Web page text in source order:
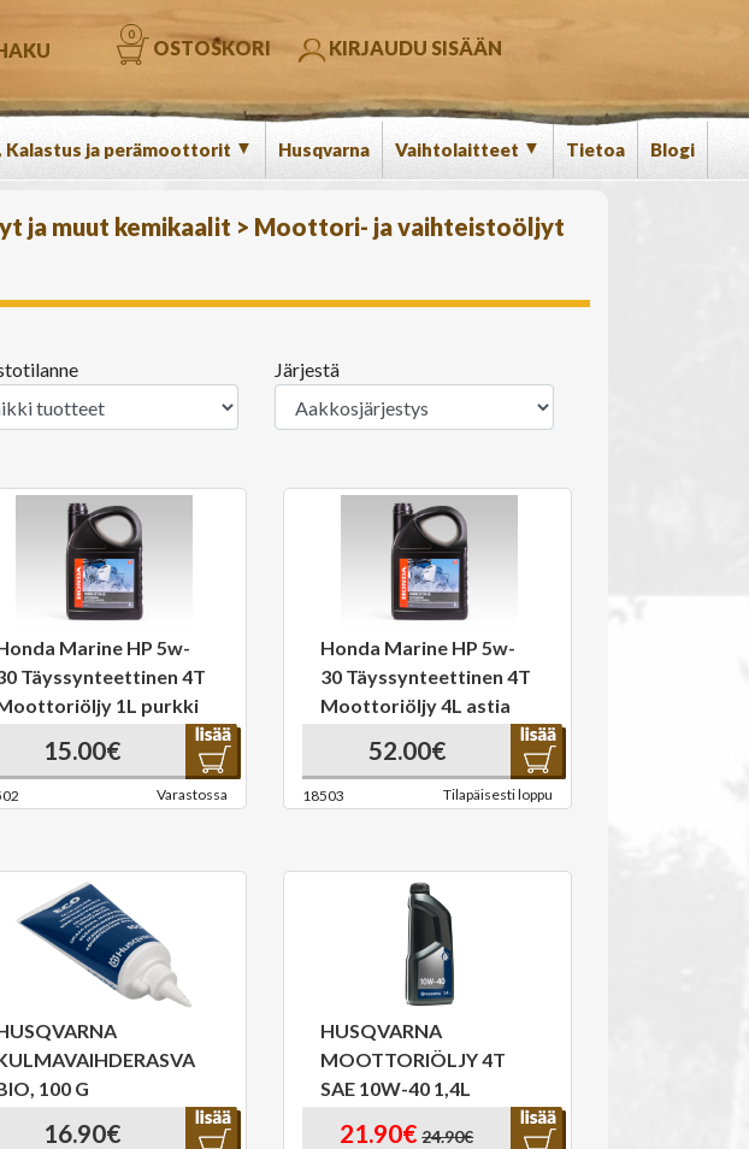
OSTOSKORI
0
KIRJAUDU SISÄÄN
Kalastus ja perämoottorit ▼ Husqvarna Vaihtolaitteet ▼ Tietoa Blogi
ja muut kemikaalit > Moottori- ja vaihteistoöljyt
Järjestä
Marine HP 5w-
Täyssynteettinen 4T
1L purkki
15.00€
Varastossa
Honda Marine HP 5w-
30 Täyssynteettinen 4T
Moottoriöljy 4L astia
52.00€
18503 Tilapäisesti loppu
100 G
16.90€
HUSQVARNA
MOOTTORIÖLJY 4T
SAE 10W-40 1,4L
21.90€ 24.90€